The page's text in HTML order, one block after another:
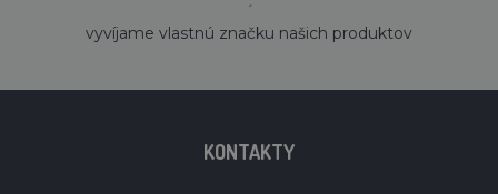
´
vyvíjame vlastnú značku našich produktov
KONTAKTY